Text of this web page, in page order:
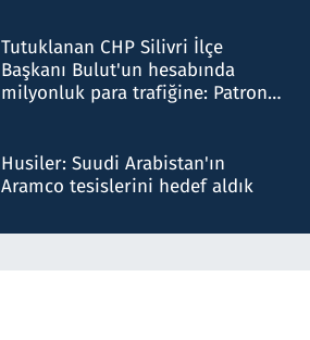
Tutuklanan CHP Silivri İlçe
Başkanı Bulut'un hesabında
milyonluk para trafiğine: Patron
Husiler: Suudi Arabistan'ın
Aramco tesislerini hedef aldık